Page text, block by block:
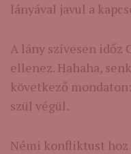
lányával javul a
A lány szívesen időz
ellenez. Hahaha,
következő
szül végül.
Némi konfliktust hoz